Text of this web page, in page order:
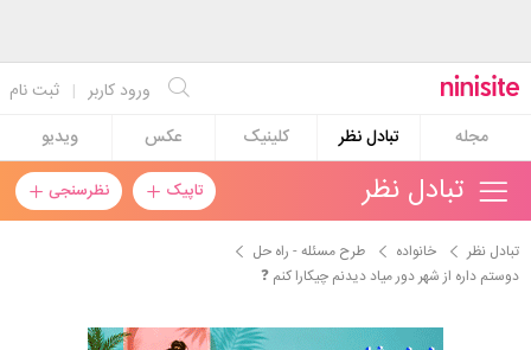
ثبت نام | ورود کاربر
مجله
تبادل نظر کلینیک عکس ویدیو
تاپیک نظرسنجی تبادل نظر
تبادل نظر خانواده
طرح مسئله - راه حل
دوستم داره از شهر دور میاد دیدنم چیکارا کنم ❓️